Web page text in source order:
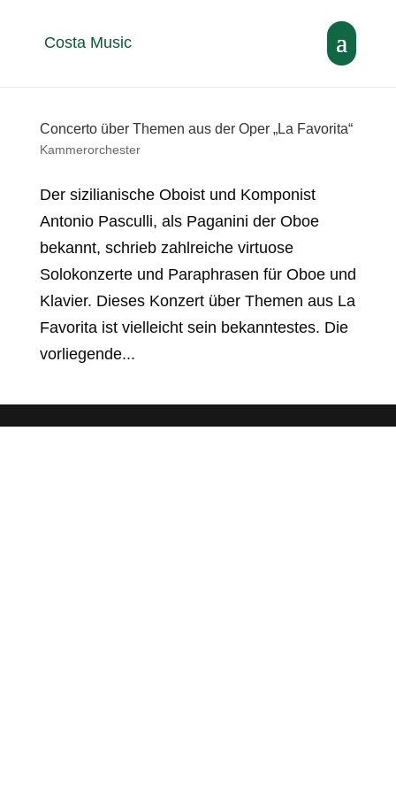
Costa Music
Concerto über Themen aus der Oper „La Favorita“
Kammerorchester
Der sizilianische Oboist und Komponist
Antonio Pasculli, als Paganini der Oboe
bekannt, schrieb zahlreiche virtuose
Solokonzerte und Paraphrasen für Oboe und
Klavier. Dieses Konzert über Themen aus La
Favorita ist vielleicht sein bekanntestes. Die
vorliegende...